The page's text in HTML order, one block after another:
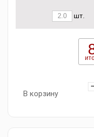
шт.
В корзину